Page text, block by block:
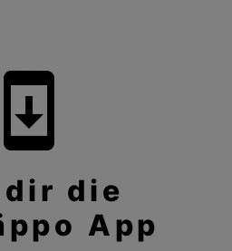
system_update
die
App